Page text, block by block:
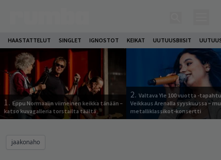
HAASTATTELUT SINGLET IGNOSTOT KEIKAT UUTUUSBIISIT
1. Eppu Normaalin viimeinen keikka tänään –
katso kuvagalleria torstailta täältä
2. Valtava Yle 100 vuotta -
Veikkaus Arenalla syyskuussa –
metalliklassikot-konsertti
jaakonaho